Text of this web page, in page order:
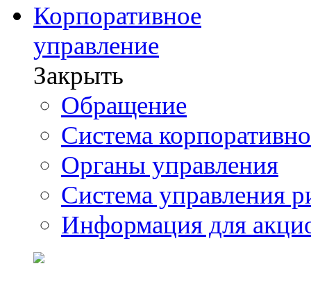
Корпоративное
управление
Закрыть
Обращение
Система
Органы управления
Система управления
Информация для